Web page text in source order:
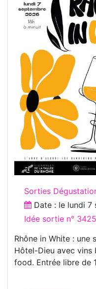
Sorties
Date : le lundi 7
Idée sortie n°
Rhône in White : une
Hôtel-Dieu avec vins
food. Entrée libre de